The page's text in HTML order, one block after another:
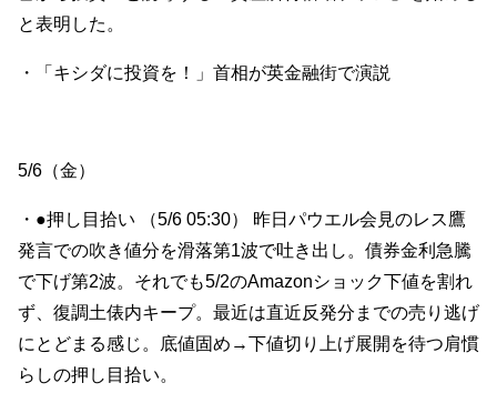
と表明した。
・「キシダに投資を！」首相が英金融街で演説
5/6（金）
・●押し目拾い （5/6 05:30） 昨日パウエル会見のレス鷹
発言での吹き値分を滑落第1波で吐き出し。債券金利急騰
で下げ第2波。それでも5/2のAmazonショック下値を割れ
ず、復調土俵内キープ。最近は直近反発分までの売り逃げ
にとどまる感じ。底値固め→下値切り上げ展開を待つ肩慣
らしの押し目拾い。